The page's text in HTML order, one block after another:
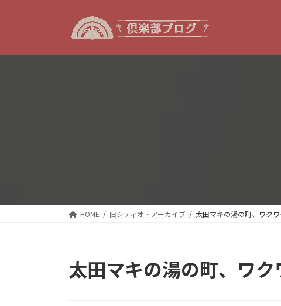
HOME 旧シティオ・アーカイブ 太田マキの湯の町、ワク
太田マキの湯の町、ワ